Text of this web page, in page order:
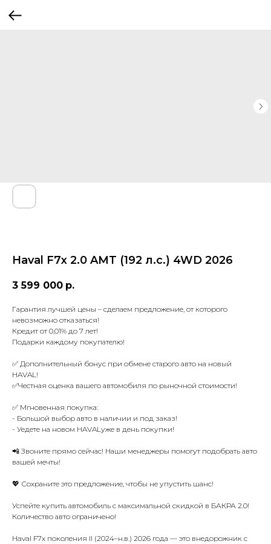
Haval F7x 2.0 AMT (192 л.с.) 4WD 2026
3 599 000 р.
Гарантия лучшей цены – сделаем предложение, от которого
невозможно отказаться!
Кредит от 0,01% до 7 лет!
Подарки каждому покупателю!
✅ Дополнительный бонус при обмене старого авто на новый
HAVAL!
✅Честная оценка вашего автомобиля по рыночной стоимости!
✅ Мгновенная покупка:
- Большой выбор авто в наличии и под заказ!
- Уедете на новом HAVALуже в день покупки!
📲 Звоните прямо сейчас! Наши менеджеры помогут подобрать авто
вашей мечты!
💖 Сохраните это предложение, чтобы не упустить шанс!
Успейте купить автомобиль с максимальной скидкой в БАКРА 2.0!
Количество авто ограничено!
Haval F7x поколения II (2024–н.в.) 2026 года — это внедорожник с